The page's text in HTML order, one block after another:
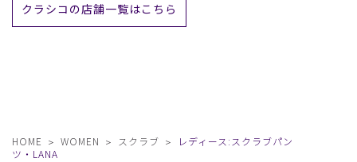
クラシコの店舗一覧はこちら
HOME WOMEN スクラブ
レディース:スクラブパン
ツ・LANA